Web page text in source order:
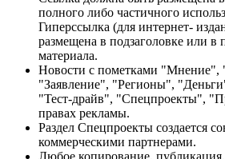
полного либо частичного
Гиперссылка (для интернет-
размещена в подзаголовке или в
материала.
Новости с пометками "Мнение",
"Заявление", "Регионы",
"Тест-драйв", "Спецпроекты",
правах рекламы.
Раздел Спецпроекты создается
коммерческими партнерами.
Любое копирование,